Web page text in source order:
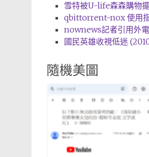
雪特被U-life森森購物
qbittorrent-nox 使用
nownews記者引用外
國民英雄收視低迷
隨機美圖